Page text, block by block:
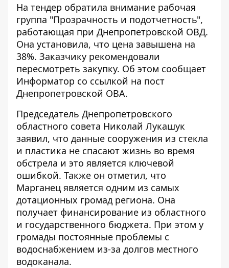
На тендер обратила внимание рабочая
группа "Прозрачность и подотчетность",
работающая при Днепропетровской ОВД.
Она установила, что цена завышена на
38%. Заказчику рекомендовали
пересмотреть закупку. Об этом сообщает
Информатор со ссылкой на пост
Днепропетровской ОВА.
Председатель Днепропетровского
областного совета Николай Лукашук
заявил, что данные сооружения из стекла
и пластика не спасают жизнь во время
обстрела и это является ключевой
ошибкой. Также он отметил, что
Марганец является одним из самых
дотационных громад региона. Она
получает финансирование из областного
и государственного бюджета. При этом у
громады постоянные проблемы с
водоснабжением из-за долгов местного
водоканала.